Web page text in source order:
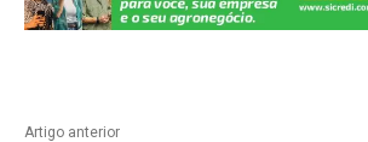
Artigo anterior